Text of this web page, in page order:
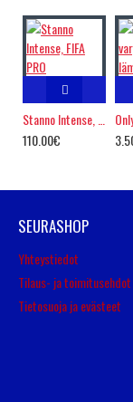
110.00€
SEURASHOP
Yhteystiedot
Tilaus- ja toimitusehdot
Tietosuoja ja evästeet